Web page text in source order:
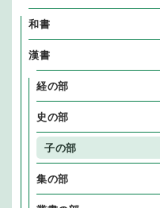
和書
漢書
経の部
史の部
子の部
集の部